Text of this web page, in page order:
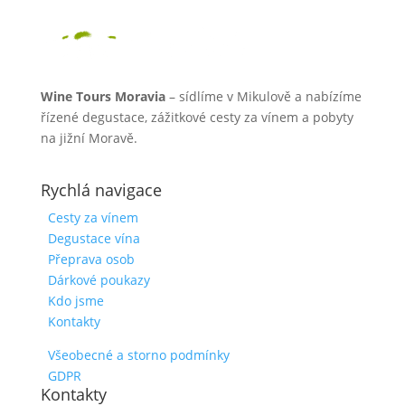
Wine Tours Moravia– sídlíme v Mikulově a nabízíme
řízené degustace, zážitkové cesty za vínem a pobyty
na jižní Moravě.
Rychlá navigace
Cesty za vínem
Degustace vína
Přeprava osob
Dárkové poukazy
Kdo jsme
Kontakty
Všeobecné a storno podmínky
GDPR
Kontakty